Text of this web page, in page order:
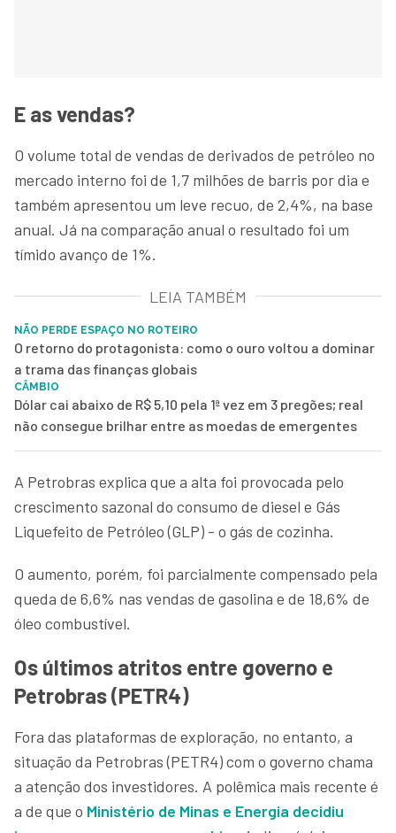
E as vendas?
O volume total de vendas de derivados de petróleo no
mercado interno foi de 1,7 milhões de barris por dia e
também apresentou um leve recuo, de 2,4%, na base
anual. Já na comparação anual o resultado foi um
tímido avanço de 1%.
LEIA TAMBÉM
NÃO PERDE ESPAÇO NO ROTEIRO
O retorno do protagonista: como o ouro voltou a dominar
a trama das finanças globais
CÂMBIO
Dólar cai abaixo de R$ 5,10 pela 1ª vez em 3 pregões; real
não consegue brilhar entre as moedas de emergentes
A Petrobras explica que a alta foi provocada pelo
crescimento sazonal do consumo de diesel e Gás
Liquefeito de Petróleo (GLP) - o gás de cozinha.
O aumento, porém, foi parcialmente compensado pela
queda de 6,6% nas vendas de gasolina e de 18,6% de
óleo combustível.
Os últimos atritos entre governo e
Petrobras (PETR4)
Fora das plataformas de exploração, no entanto, a
situação da Petrobras (PETR4) com o governo chama
a atenção dos investidores. A polêmica mais recente é
a de que o Ministério de Minas e Energia decidiu